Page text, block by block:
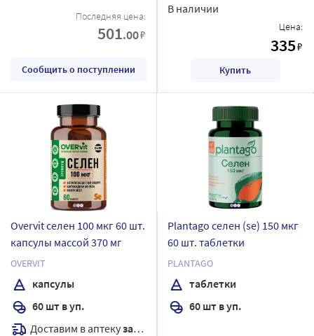
Последняя цена:
501.00₽
Сообщить о поступлении
В наличии
Цена:
335₽
Купить
Overvit селен 100 мкг 60 шт.
капсулы массой 370 мг
OVERVIT
капсулы
60 шт в уп.
Доставим в аптекузавтра
Plantago селен (se) 150 мкг
60 шт. таблетки
PLANTAGO
таблетки
60 шт в уп.